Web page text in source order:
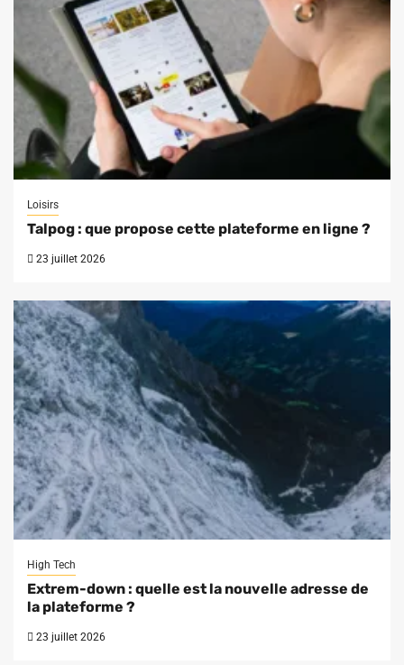
Loisirs
Talpog : que propose cette plateforme en ligne ?
23 juillet 2026
High Tech
Extrem-down : quelle est la nouvelle adresse de
la plateforme ?
23 juillet 2026